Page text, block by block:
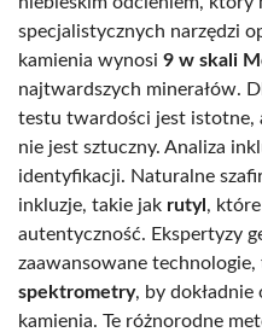
specjalistycznych narzędzi
kamienia wynosi 9 w skali
najtwardszych minerałów.
testu twardości jest istotne,
nie jest sztuczny. Analiza
identyfikacji. Naturalne
inkluzje, takie jak rutyl ,
autentyczność. Ekspertyzy
zaawansowane technologie,
spektrometry, by dokładnie
kamienia. Te różnorodne